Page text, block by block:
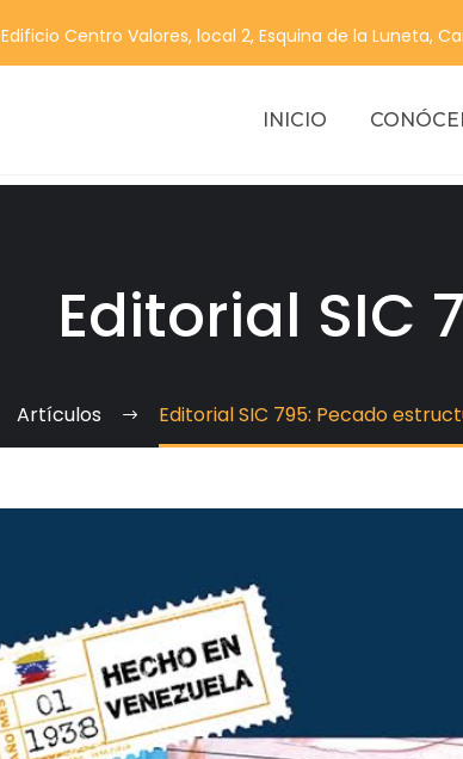
Edificio Centro Valores, local 2, Esquina de la Luneta,
INICIO
Editorial SIC
Artículos Editorial SIC 795: Pecado